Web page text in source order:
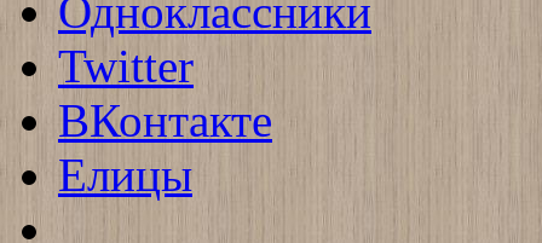
Одноклассники
Twitter
ВКонтакте
Елицы